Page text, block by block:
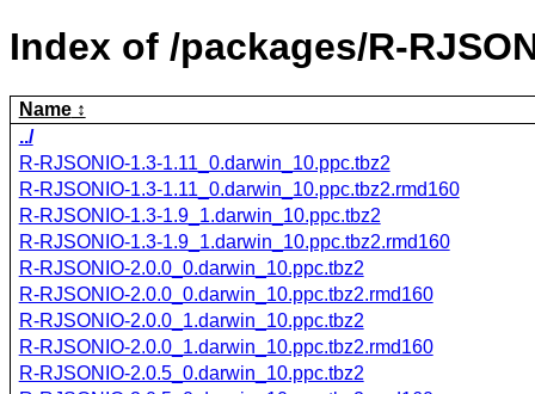
Index of /packages/R-
Name
../
R-RJSONIO-1.3-1.11_0.darwin_10.ppc.tbz2
R-RJSONIO-1.3-1.11_0.darwin_10.ppc.tbz2.rmd160
R-RJSONIO-1.3-1.9_1.darwin_10.ppc.tbz2
R-RJSONIO-1.3-1.9_1.darwin_10.ppc.tbz2.rmd160
R-RJSONIO-2.0.0_0.darwin_10.ppc.tbz2
R-RJSONIO-2.0.0_0.darwin_10.ppc.tbz2.rmd160
R-RJSONIO-2.0.0_1.darwin_10.ppc.tbz2
R-RJSONIO-2.0.0_1.darwin_10.ppc.tbz2.rmd160
R-RJSONIO-2.0.5_0.darwin_10.ppc.tbz2